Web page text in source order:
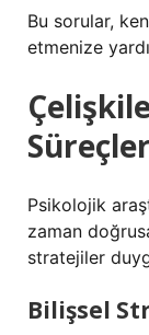
Bu sorular,
etmenize
Psikolojik
zaman
stratejiler
Bilişsel